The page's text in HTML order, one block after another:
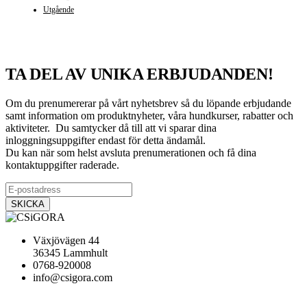
Utgående
TA DEL AV UNIKA ERBJUDANDEN!
Om du prenumererar på vårt nyhetsbrev så du löpande erbjudande
samt information om produktnyheter, våra hundkurser, rabatter och
aktiviteter. Du samtycker då till att vi sparar dina
inloggningsuppgifter endast för detta ändamål.
Du kan när som helst avsluta prenumerationen och få dina
kontaktuppgifter raderade.
Växjövägen 44
36345 Lammhult
0768-920008
info@csigora.com